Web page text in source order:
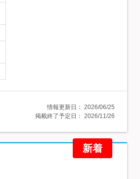
情報更新日： 2026/06/25
掲載終了予定日： 2026/11/26
新着